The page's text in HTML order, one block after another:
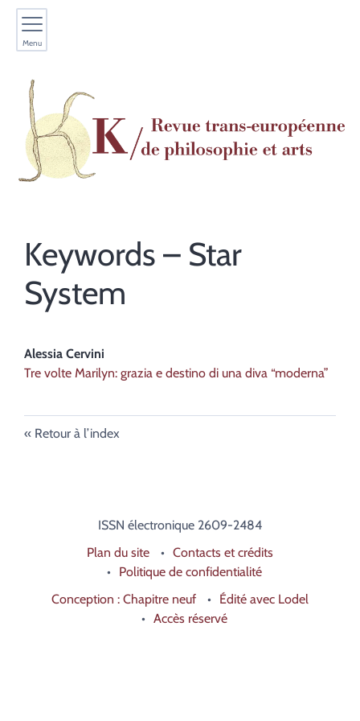
Menu
Keywords – Star
System
Alessia Cervini
Tre volte Marilyn: grazia e destino di una diva “moderna”
Retour à l’index
ISSN électronique 2609-2484
Plan du site
Contacts et crédits
Politique de confidentialité
Conception : Chapitre neuf
Édité avec Lodel
Accès réservé